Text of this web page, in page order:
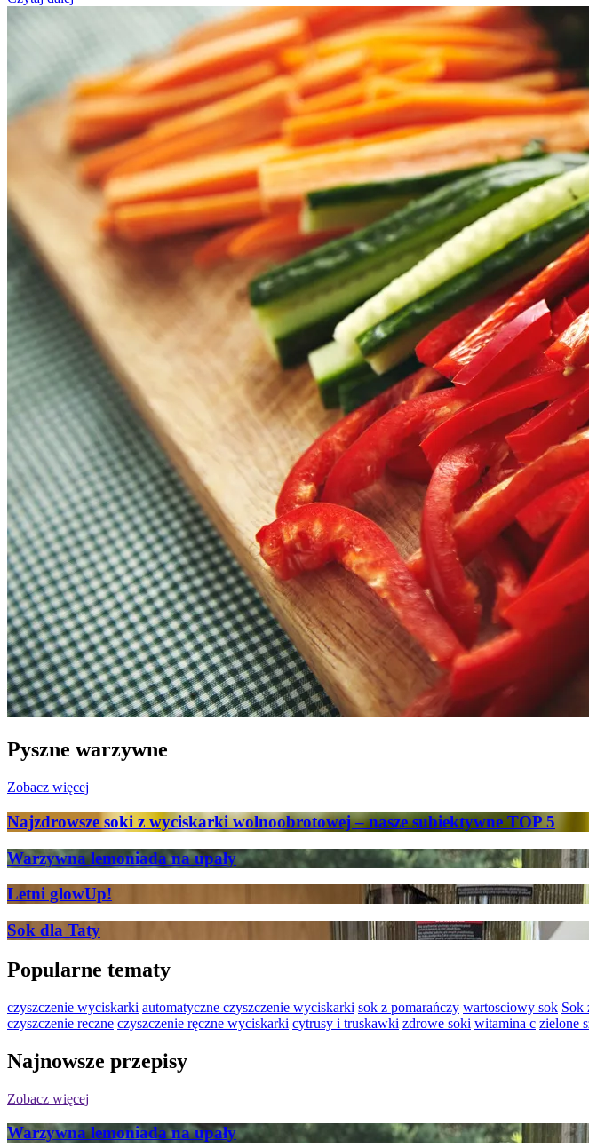
Pyszne warzywne
Zobacz więcej
Najzdrowsze soki z wyciskarki wolnoobrotowej – nasze subiektywne TOP 5
Warzywna lemoniada na upały
Letni glowUp!
Sok dla Taty
Popularne tematy
czyszczenie wyciskarki automatyczne czyszczenie wyciskarki sok z pomarańczy wartosciowy sok Sok
czyszczenie reczne czyszczenie ręczne wyciskarki cytrusy i truskawki zdrowe soki witamina c zielone
Najnowsze przepisy
Zobacz więcej
Warzywna lemoniada na upały